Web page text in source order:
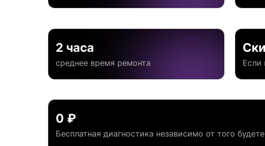
2 часа
среднее время ремонта Если
0 ₽
Бесплатная диагностика независимо от того